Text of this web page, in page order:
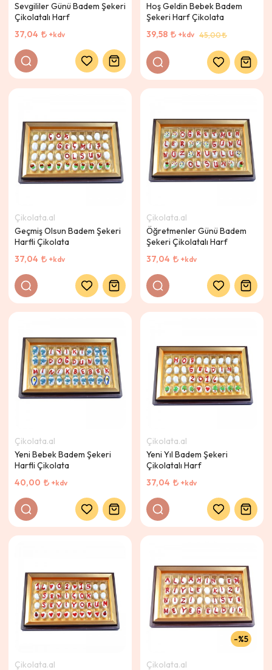
Sevgililer Günü Badem Şekeri
Çikolatalı Harf
37,04
+kdv
Hoş Geldin Bebek Badem
Şekeri Harf Çikolata
39,58
+kdv 45,00
Çikolata.al
Geçmiş Olsun Badem Şekeri
Harfli Çikolata
37,04
+kdv
Çikolata.al
Öğretmenler Günü Badem
Şekeri Çikolatalı Harf
37,04
+kdv
Çikolata.al
Yeni Bebek Badem Şekeri
Harfli Çikolata
40,00
+kdv
Çikolata.al
Yeni Yıl Badem Şekeri
Çikolatalı Harf
37,04
+kdv
Çikolata.al Çikolata.al
%5